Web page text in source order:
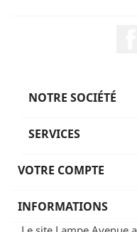
NOTRE SOCIÉTÉ
SERVICES
VOTRE COMPTE
INFORMATIONS